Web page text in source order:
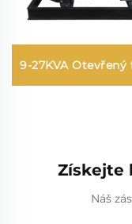
9-27KVA Otevřený
Získejte
Náš